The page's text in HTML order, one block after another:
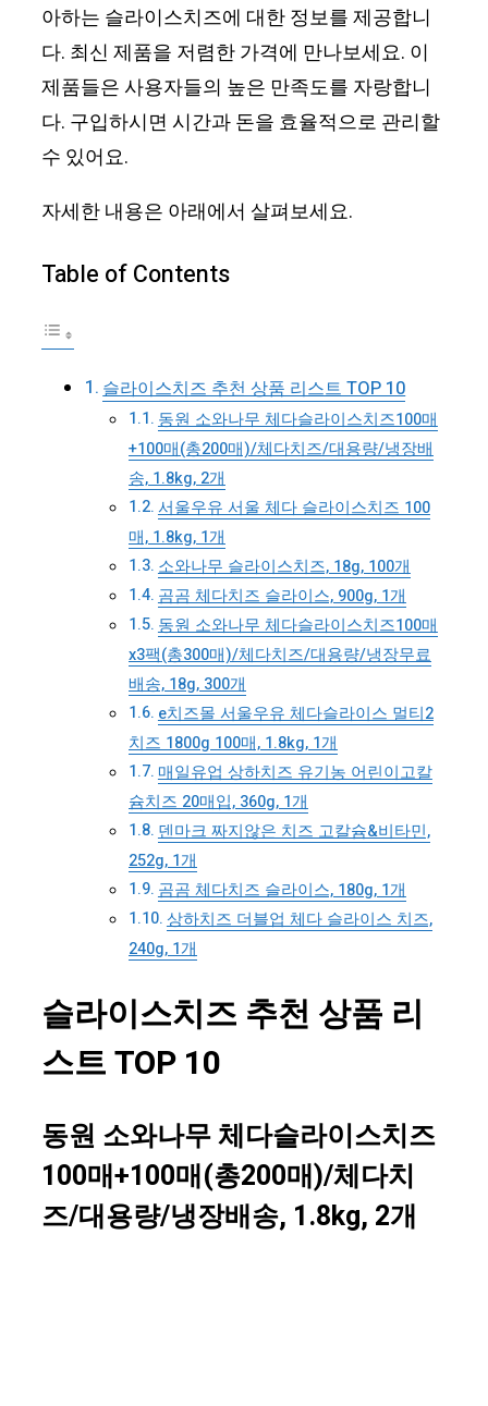
아하는 슬라이스치즈에 대한 정보를 제공합니
다. 최신 제품을 저렴한 가격에 만나보세요. 이
제품들은 사용자들의 높은 만족도를 자랑합니
다. 구입하시면 시간과 돈을 효율적으로 관리할
수 있어요.
자세한 내용은 아래에서 살펴보세요.
Table of Contents
슬라이스치즈 추천 상품 리스트 TOP 10
동원 소와나무 체다슬라이스치즈100매
+100매(총200매)/체다치즈/대용량/냉장배
송, 1.8kg, 2개
서울우유 서울 체다 슬라이스치즈 100
매, 1.8kg, 1개
소와나무 슬라이스치즈, 18g, 100개
곰곰 체다치즈 슬라이스, 900g, 1개
동원 소와나무 체다슬라이스치즈100매
x3팩(총300매)/체다치즈/대용량/냉장무료
배송, 18g, 300개
e치즈몰 서울우유 체다슬라이스 멀티2
치즈 1800g 100매, 1.8kg, 1개
매일유업 상하치즈 유기농 어린이고칼
슘치즈 20매입, 360g, 1개
덴마크 짜지않은 치즈 고칼슘&비타민,
252g, 1개
곰곰 체다치즈 슬라이스, 180g, 1개
상하치즈 더블업 체다 슬라이스 치즈,
240g, 1개
슬라이스치즈 추천 상품 리
스트 TOP 10
동원 소와나무 체다슬라이스치즈
100매+100매(총200매)/체다치
즈/대용량/냉장배송, 1.8kg, 2개